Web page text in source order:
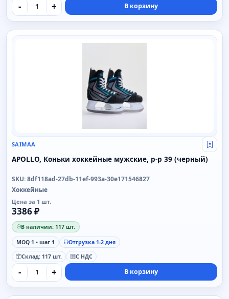
- + В корзину
SAIMAA
SAIMAA Свой
APOLLO, Коньки хоккейные мужские, р-р 39 (черный)
SKU: 8df118ad-27db-11ef-993a-30e171546827
Хоккейные
Цена за 1 шт.
3386 ₽
В наличии: 117 шт.
MOQ 1 • шаг 1
Отгрузка 1-2 дня
Склад: 117 шт.
С НДС
- + В корзину